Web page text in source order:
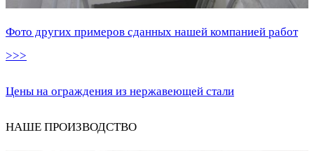
Фото других примеров сданных нашей компанией работ
>>>
Цены на ограждения из нержавеющей стали
НАШЕ ПРОИЗВОДСТВО